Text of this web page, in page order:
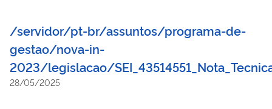
/servidor/pt-br/assuntos/programa-de-
gestao/nova-in-
2023/legislacao/
28/05/2025